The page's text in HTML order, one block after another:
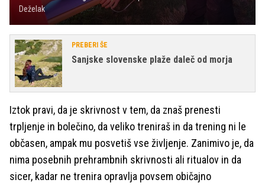
Deželak
PREBERI ŠE
Sanjske slovenske plaže daleč od morja
Iztok pravi, da je skrivnost v tem, da znaš prenesti
trpljenje in bolečino, da veliko treniraš in da trening ni le
občasen, ampak mu posvetiš vse življenje. Zanimivo je, da
nima posebnih prehrambnih skrivnosti ali ritualov in da
sicer, kadar ne trenira opravlja povsem običajno